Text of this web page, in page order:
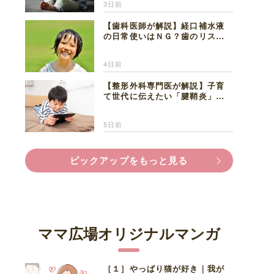
3日前
【歯科医師が解説】経口補水液
の日常使いはＮＧ？歯のリスク
4日前
【整形外科専門医が解説】子育
て世代に伝えたい「腱鞘炎」の
5日前
ピックアップをもっと見る
ママ広場オリジナルマンガ
［１］やっぱり猫が好き｜我が